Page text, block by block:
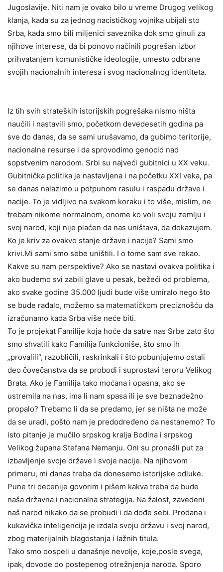
Jugoslavije. Niti nam je ovako bilo u vreme Drugog velikog
klanja, kada su za jednog nacističkog vojnika ubijali sto
Srba, kada smo bili miljenici saveznika dok smo ginuli za
njihove interese, da bi ponovo načinili pogrešan izbor
prihvatanjem komunističke ideologije, umesto odbrane
svojih nacionalnih interesa i svog nacionalnog identiteta.
Iz tih svih strateških istorijskih pogrešaka nismo ništa
naučili i nastavili smo, početkom devedesetih godina pa
sve do danas, da se sami urušavamo, da gubimo teritorije,
nacionalne resurse i da sprovodimo genocid nad
sopstvenim narodom. Srbi su najveći gubitnici u XX veku.
Gubitnička politika je nastavljena i na početku XXI veka, pa
se danas nalazimo u potpunom rasulu i raspadu države i
nacije. To je vidljivo na svakom koraku i to više, mislim, ne
trebam nikome normalnom, onome ko voli svoju zemlju i
svoj narod, koji nije plaćen da nas uništava, da dokazujem.
Ko je kriv za ovakvo stanje države i nacije? Sami smo
krivi.Mi sami smo sebe uništili. I o tome sam sve rekao.
Kakve su nam perspektive? Ako se nastavi ovakva politika i
ako budemo svi zabili glave u pesak, bežeći od problema,
ako svake godine 35.000 ljudi bude više umiralo nego što
se bude rađalo, možemo sa matematičkom preciznošću da
izračunamo kada Srba više neće biti.
To je projekat Familije koja hoće da satre nas Srbe zato što
smo shvatili kako Familija funkcioniše, što smo ih
„provalili“, razobličili, raskrinkali i što pobunjujemo ostali
deo čovečanstva da se probodi i suprostavi teroru Velikog
Brata. Ako je Familija tako moćana i opasna, ako se
ustremila na nas, ima li nam spasa ili je sve beznadežno
propalo? Trebamo li da se predamo, jer se ništa ne može
da se uradi, pošto nam je predodređeno da nestanemo? To
isto pitanje je mučilo srpskog kralja Bodina i srpskog
Velikog župana Stefana Nemanju. Oni su pronašli put za
izbavljenje svoje države i svoje nacije. Na njihovom
primeru, mi danas treba da donesemo istorijske odluke.
Pune tri decenije govorim i pišem kakva treba da bude
naša državna i nacionalna strategija. Na žalost, zavedeni
naš narod nikako da se probudi i da dođe sebi. Prodana i
kukavička inteligencija je izdala svoju državu i svoj narod,
zbog materijalnih blagostanja i lažnih titula.
Tako smo dospeli u današnje nevolje, koje,posle svega,
ipak, dovode do postepenog otrežnjenja naroda. Sporo